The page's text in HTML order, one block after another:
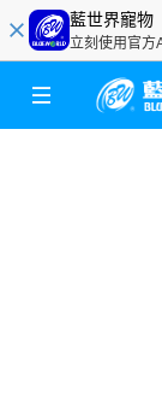
藍世界寵物
立刻使用官方